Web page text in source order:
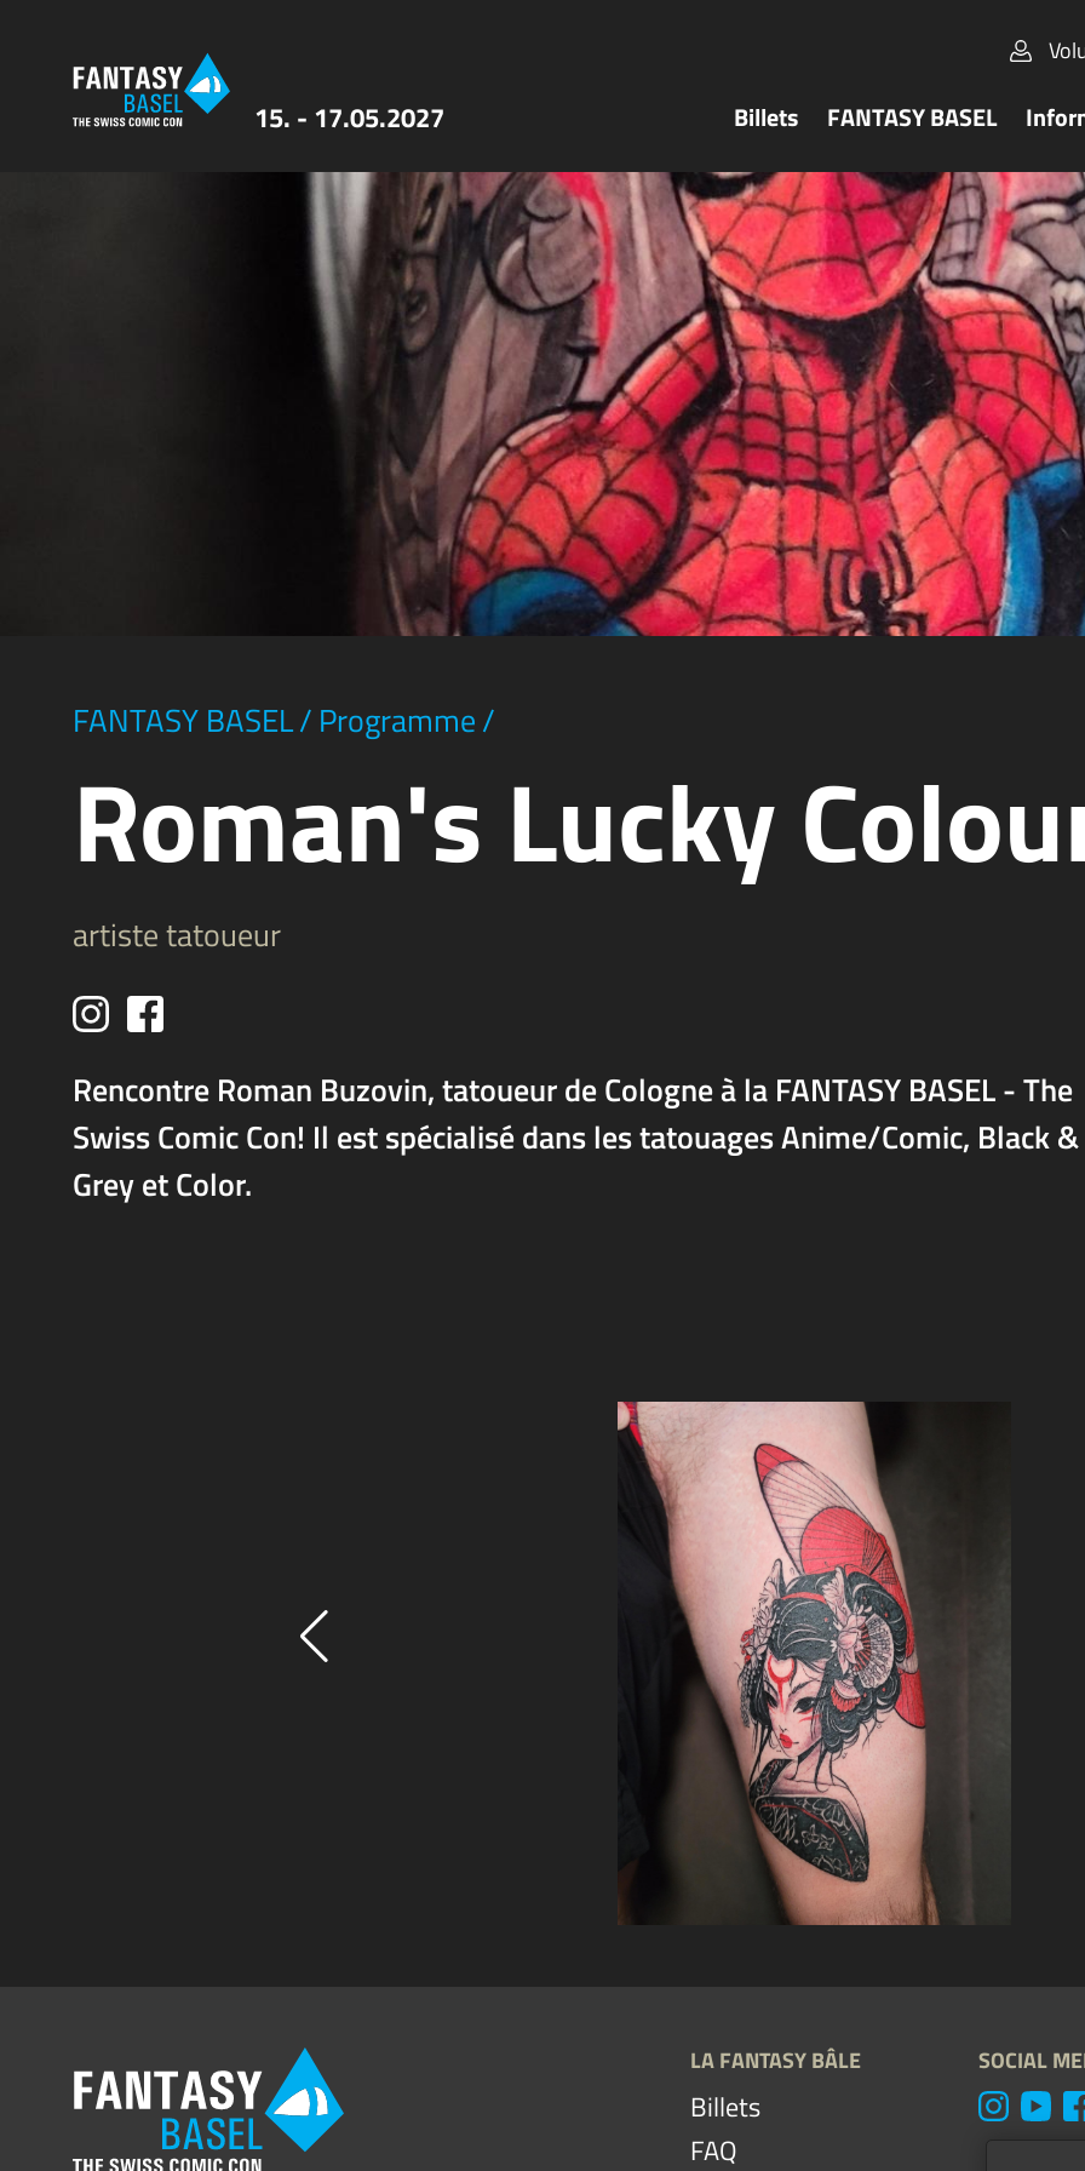
15. - 17.05.2027 Billets FANTASY BASEL
FANTASY BASEL/ Programme/
Roman's Lucky
artiste tatoueur
Rencontre Roman Buzovin, tatoueur de Cologne à la FANTASY BASEL - The
Swiss Comic Con! Il est spécialisé dans les tatouages Anime/Comic, Black &
Grey et Color.
LA FANTASY BÂLE
Billets
FAQ
SOCIAL